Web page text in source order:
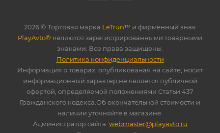
2026 © Торговая марка LeTrun™ и фирменный знак
PlayAvto® являются зарегистрированными товарными
знаками. Все права защищены.
Политика конфиденциальности
Информация о товарах, опубликованая на сайте, носит
информационный характер,не является публичной
офертой, определяемой положениями Статьи 437
Гражданского кодекса.Об окончательной стоимости и
наличии уточняйте в магазине.
Администратор сайта: webmaster@playavto.ru